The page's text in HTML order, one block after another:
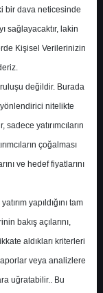
bir dava neticesinde
sağlayacaktır, lakin
Kişisel Verilerinizin
değildir. Burada
nitelikte
yatırımcıların
çoğalması
ve hedef fiyatlarını
yapıldığını tam
bakış açılarını,
aldıkları kriterleri
veya analizlere
uğratabilir.. Bu